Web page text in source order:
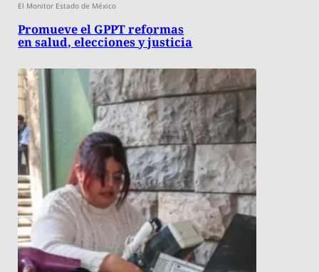
El Monitor Estado de México
Promueve el GPPT reformas
en salud, elecciones y justicia